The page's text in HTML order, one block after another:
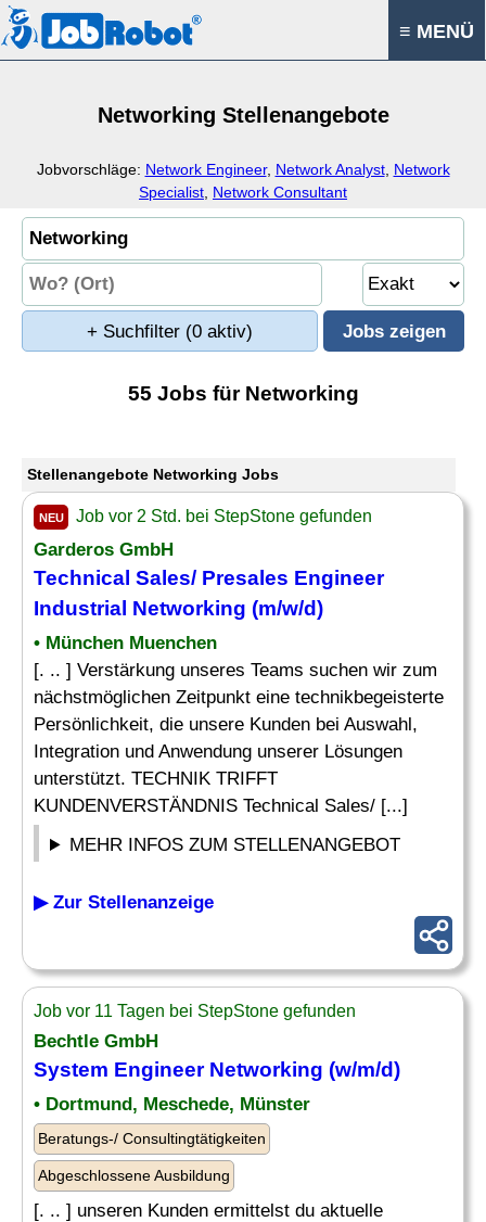
≡ MENÜ
Networking Stellenangebote
Jobvorschläge: Network Engineer, Network Analyst, Network
Specialist Network Consultant
+ Suchfilter (0 aktiv)
55 Jobs für Networking
Stellenangebote Networking Jobs
NEU Job vor 2 Std. bei StepStone gefunden
Garderos GmbH
Technical Sales/ Presales Engineer
Industrial Networking (m/w/d)
• München Muenchen
[. .. ] Verstärkung unseres Teams suchen wir zum
nächstmöglichen Zeitpunkt eine technikbegeisterte
Persönlichkeit, die unsere Kunden bei Auswahl,
Integration und Anwendung unserer Lösungen
unterstützt. TECHNIK TRIFFT
KUNDENVERSTÄNDNIS Technical Sales/ [...]
MEHR INFOS ZUM STELLENANGEBOT
▶ Zur Stellenanzeige
Job vor 11 Tagen bei StepStone gefunden
Bechtle GmbH
System Engineer Networking (w/m/d)
• Dortmund, Meschede, Münster
Beratungs-/ Consultingtätigkeiten
Abgeschlossene Ausbildung
[. .. ] unseren Kunden ermittelst du aktuelle